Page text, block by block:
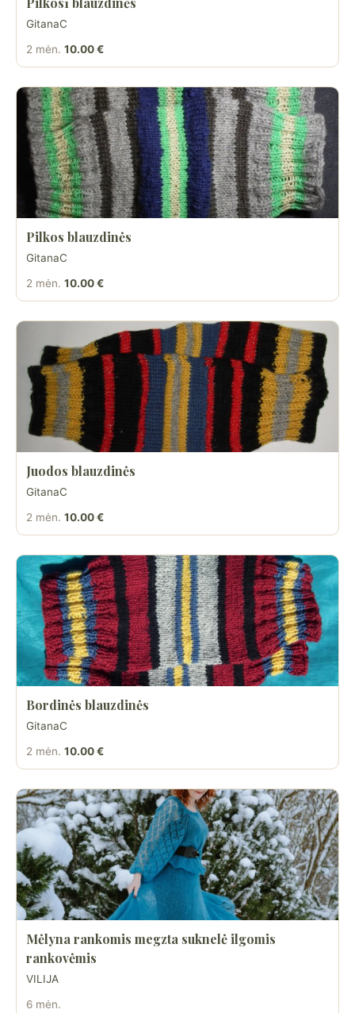
GitanaC
2 mėn. 10.00 €
Pilkos blauzdinės
GitanaC
2 mėn. 10.00 €
Juodos blauzdinės
GitanaC
2 mėn. 10.00 €
Bordinės blauzdinės
GitanaC
2 mėn. 10.00 €
Mėlyna rankomis megzta suknelė ilgomis
rankovėmis
VILIJA
6 mėn.